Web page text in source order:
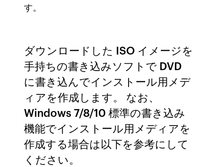
す。
ダウンロードした ISO イメージを
手持ちの書き込みソフトで DVD
に書き込んでインストール用メデ
ィアを作成します。 なお、
Windows 7/8/10 標準の書き込み
機能でインストール用メディアを
作成する場合は以下を参考にして
ください。